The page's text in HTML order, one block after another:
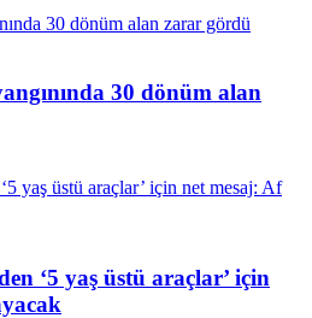
30 dönüm alan
‘5 yaş üstü araçlar’ için